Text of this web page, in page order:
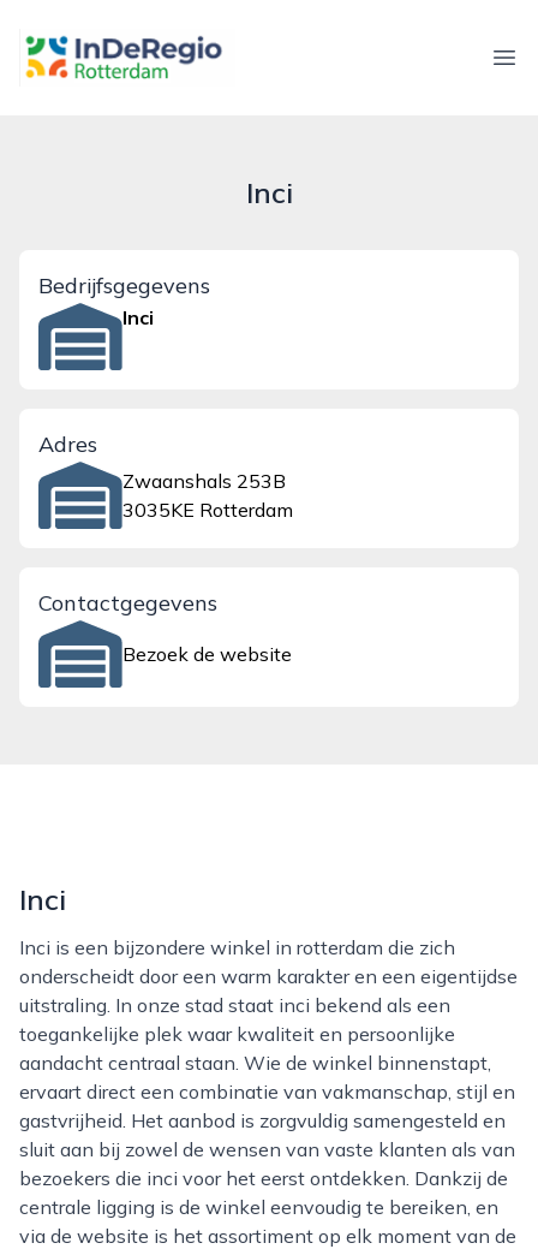
inderegiorotterdam.nl
Inci
Bedrijfsgegevens
Inci
Adres
Zwaanshals 253B
3035KE Rotterdam
Contactgegevens
Bezoek de website
Inci
Inci is een bijzondere winkel in rotterdam die zich
onderscheidt door een warm karakter en een eigentijdse
uitstraling. In onze stad staat inci bekend als een
toegankelijke plek waar kwaliteit en persoonlijke
aandacht centraal staan. Wie de winkel binnenstapt,
ervaart direct een combinatie van vakmanschap, stijl en
gastvrijheid. Het aanbod is zorgvuldig samengesteld en
sluit aan bij zowel de wensen van vaste klanten als van
bezoekers die inci voor het eerst ontdekken. Dankzij de
centrale ligging is de winkel eenvoudig te bereiken, en
via de website is het assortiment op elk moment van de